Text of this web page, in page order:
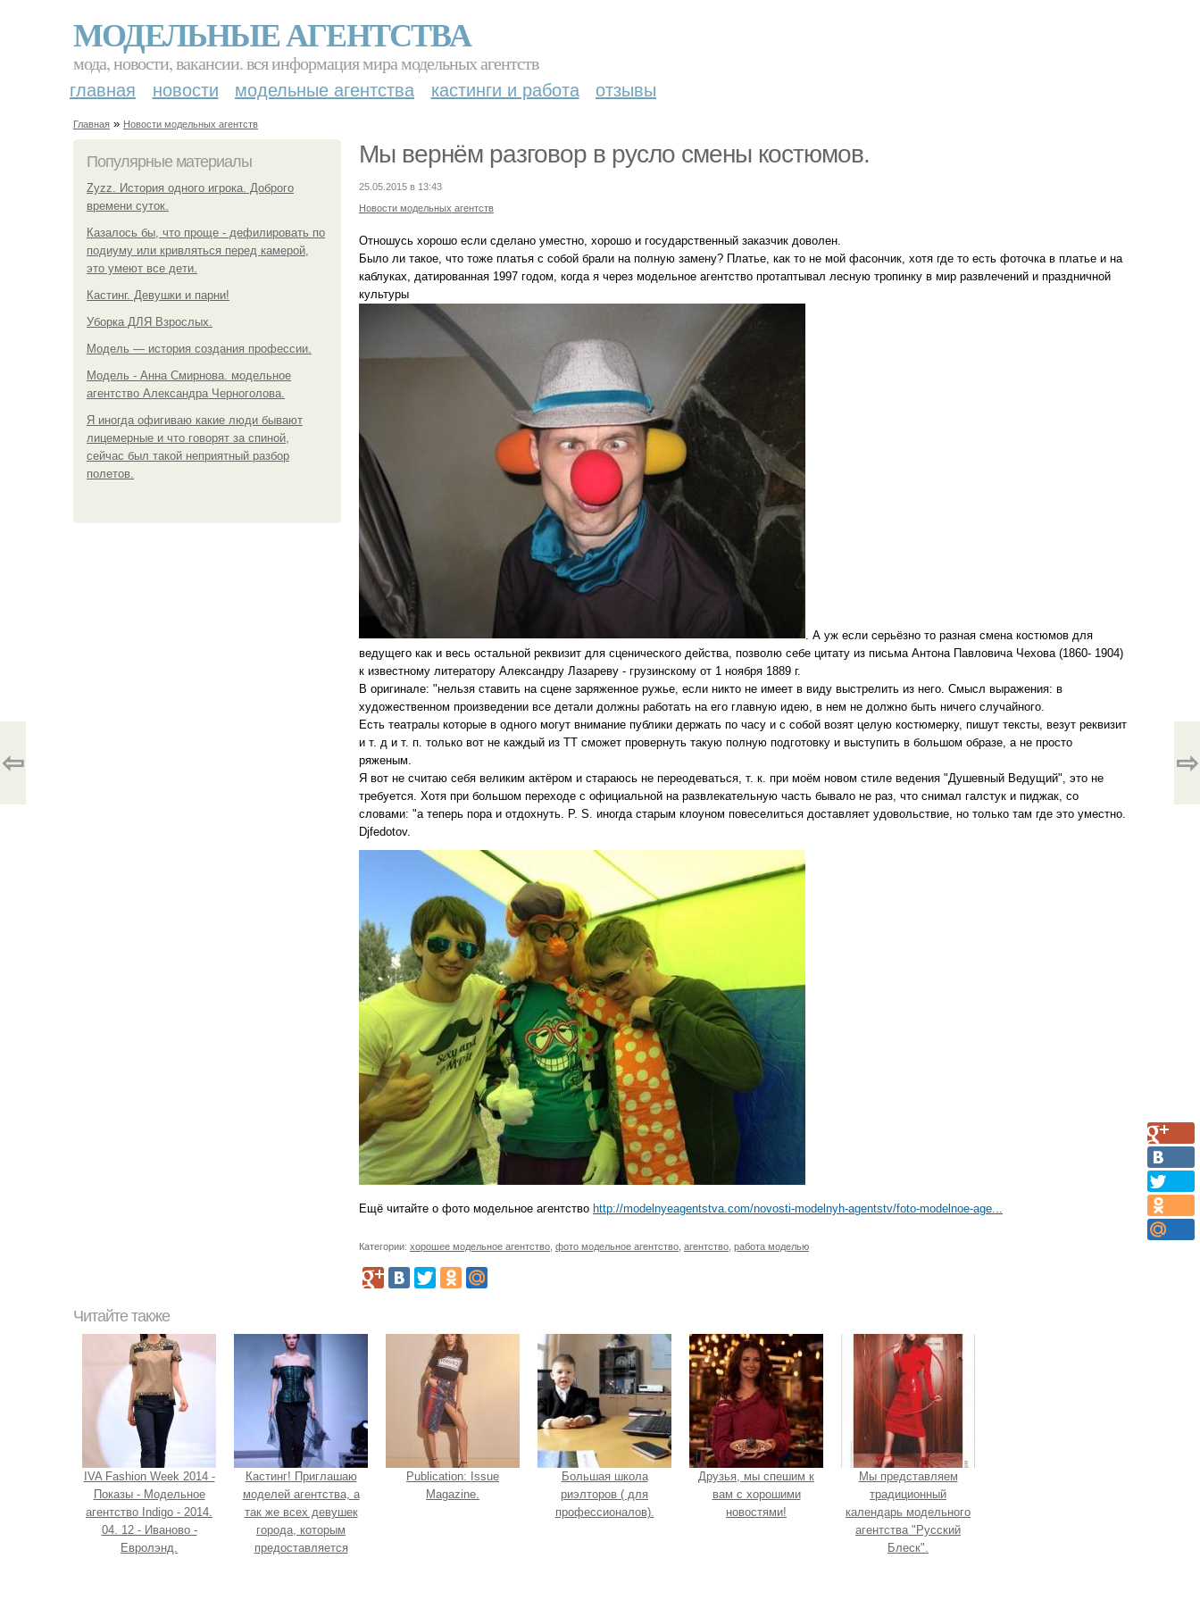
МОДЕЛЬНЫЕ АГЕНТСТВА
мода, новости, вакансии. вся информация мира модельных агентств
главная новости модельные агентства кастинги и работа отзывы
Главная » Новости модельных агентств
Популярные материалы
Zyzz. История одного игрока. Доброго
времени суток.
Казалось бы, что проще - дефилировать по
подиуму или кривляться перед камерой,
это умеют все дети.
Кастинг. Девушки и парни!
Уборка ДЛЯ Взрослых.
Модель — история создания профессии.
Модель - Анна Смирнова. модельное
агентство Александра Черноголова.
Я иногда офигиваю какие люди бывают
лицемерные и что говорят за спиной,
сейчас был такой неприятный разбор
полетов.
Мы вернём разговор в русло смены костюмов.
25.05.2015 в 13:43
Новости модельных агентств
Отношусь хорошо если сделано уместно, хорошо и государственный заказчик доволен.
Было ли такое, что тоже платья с собой брали на полную замену? Платье, как то не мой фасончик, хотя где то есть фоточка в платье и на
каблуках, датированная 1997 годом, когда я через модельное агентство протаптывал лесную тропинку в мир развлечений и праздничной
культуры
. А уж если серьёзно то разная смена костюмов для
ведущего как и весь остальной реквизит для сценического действа, позволю себе цитату из письма Антона Павловича Чехова (1860- 1904)
к известному литератору Александру Лазареву - грузинскому от 1 ноября 1889 г.
В оригинале: "нельзя ставить на сцене заряженное ружье, если никто не имеет в виду выстрелить из него. Смысл выражения: в
художественном произведении все детали должны работать на его главную идею, в нем не должно быть ничего случайного.
Есть театралы которые в одного могут внимание публики держать по часу и с собой возят целую костюмерку, пишут тексты, везут реквизит
и т. д и т. п. только вот не каждый из ТТ сможет провернуть такую полную подготовку и выступить в большом образе, а не просто
ряженым.
Я вот не считаю себя великим актёром и стараюсь не переодеваться, т. к. при моём новом стиле ведения "Душевный Ведущий", это не
требуется. Хотя при большом переходе с официальной на развлекательную часть бывало не раз, что снимал галстук и пиджак, со
словами: "а теперь пора и отдохнуть. P. S. иногда старым клоуном повеселиться доставляет удовольствие, но только там где это уместно.
Djfedotov.
Ещё читайте о фото модельное агентство http://modelnyeagentstva.com/novosti-modelnyh-agentstv/foto-modelnoe-age...
Категории: хорошее модельное агентство фото модельное агентство агентство работа моделью
⇦ ⇨
Читайте также
IVA Fashion Week 2014 -
Показы - Модельное
агентство Indigo - 2014.
04. 12 - Иваново -
Евролэнд.
Кастинг! Приглашаю
моделей агентства, а
так же всех девушек
города, которым
предоставляется
Publication: Issue
Magazine.
Большая школа
риэлторов ( для
профессионалов).
Друзья, мы спешим к
вам с хорошими
новостями!
Мы представляем
традиционный
календарь модельного
агентства "Русский
Блеск".